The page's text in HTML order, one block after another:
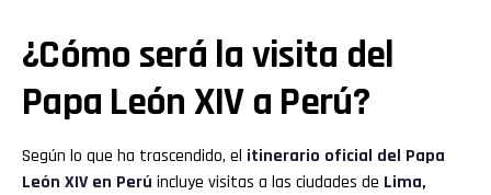
¿Cómo será la visita del
Papa León XIV a Perú?
Según lo que ha trascendido, el itinerario oficial del Papa
León XIV en Perú incluye visitas a las ciudades de Lima,